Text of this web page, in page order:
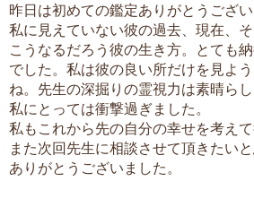
昨日は初めての鑑定ありがとうござい
私に見えていない彼の過去、現在、
こうなるだろう彼の生き方。とても
でした。私は彼の良い所だけを見よ
ね。先生の深掘りの霊視力は素晴ら
私にとっては衝撃過ぎました。
私もこれから先の自分の幸せを考え
また次回先生に相談させて頂きたいと
ありがとうございました。